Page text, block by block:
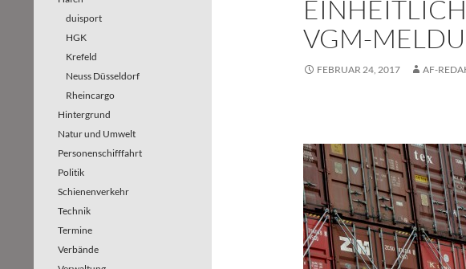
VGM-
FEBRUAR 24, 2017 AF-
duisport
HGK
Krefeld
Neuss Düsseldorf
Rheincargo
Hintergrund
Natur und Umwelt
Personenschifffahrt
Politik
Schienenverkehr
Technik
Termine
Verbände